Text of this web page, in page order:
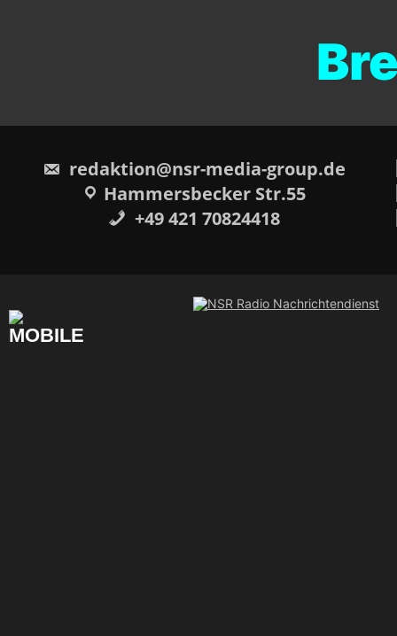
redaktion@nsr-media-group.de
Hammersbecker Str.55
+49 421 70824418